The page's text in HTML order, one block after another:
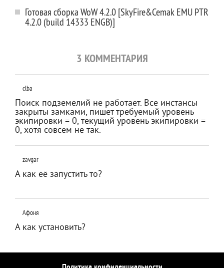
Готовая сборка WoW 4.2.0 [SkyFire&Cemak EMU PTR
4.2.0 (build 14333 ENGB)]
3 КОММЕНТАРИЯ
clba
Поиск подземелий не работает. Все инстансы
закрыты замками, пишет требуемый уровень
экипировки = 0, текущий уровень экипировки =
0, хотя совсем не так.
zavgar
А как её запустить то?
Афоня
А как установить?